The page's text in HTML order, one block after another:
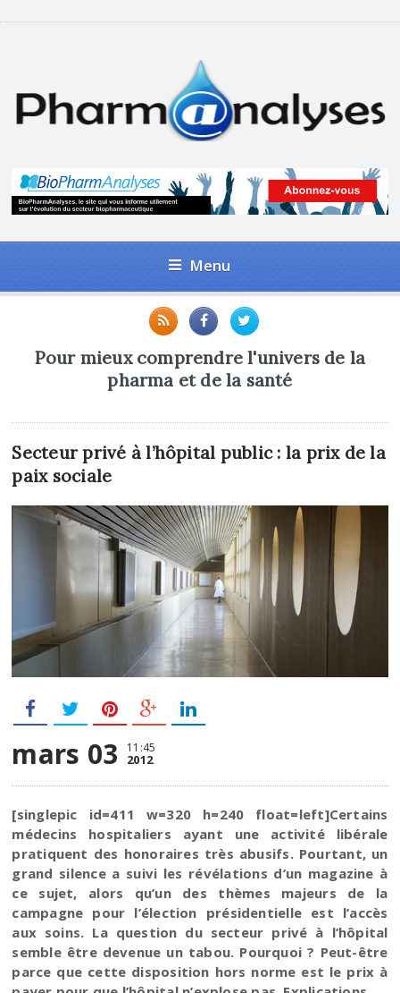
Menu
Pour mieux comprendre l'univers de la
pharma et de la santé
Secteur privé à l’hôpital public : la prix de la
paix sociale
mars 03 11:45
2012
[singlepic id=411 w=320 h=240 float=left]Certains
médecins hospitaliers ayant une activité libérale
pratiquent des honoraires très abusifs. Pourtant, un
grand silence a suivi les révélations d’un magazine à
ce sujet, alors qu’un des thèmes majeurs de la
campagne pour l’élection présidentielle est l’accès
aux soins. La question du secteur privé à l’hôpital
semble être devenue un tabou. Pourquoi ? Peut-être
parce que cette disposition hors norme est le prix à